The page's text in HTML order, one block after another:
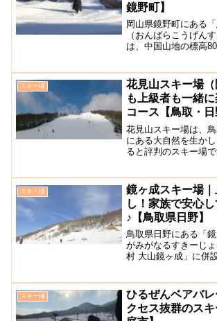
鏡野町】
岡山県鏡野町にある
（おんばらこうげん
は、中国山地の標高
す。岡山県最大級の
れ恩原高原スキー場
スキー場
花見山スキー場
も上級者も一緒
コース【鳥取・日
花見山スキー場は、
にある大自然を生か
ると評判のスキー場で
覚を楽しめます。コ
者向けの広く緩やか
スキー場
鏡ヶ成スキー場
し！家族で安心
♪【鳥取県日野】
鳥取県日野にある「
がみがなるすきーじ
村 大山鏡ヶ成」に併
ーなどを満喫できる
ICから車で約1時...
スキー場
ひるぜんベアバ
クセス抜群のス